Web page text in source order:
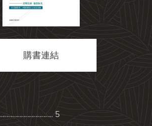
購書連結
5